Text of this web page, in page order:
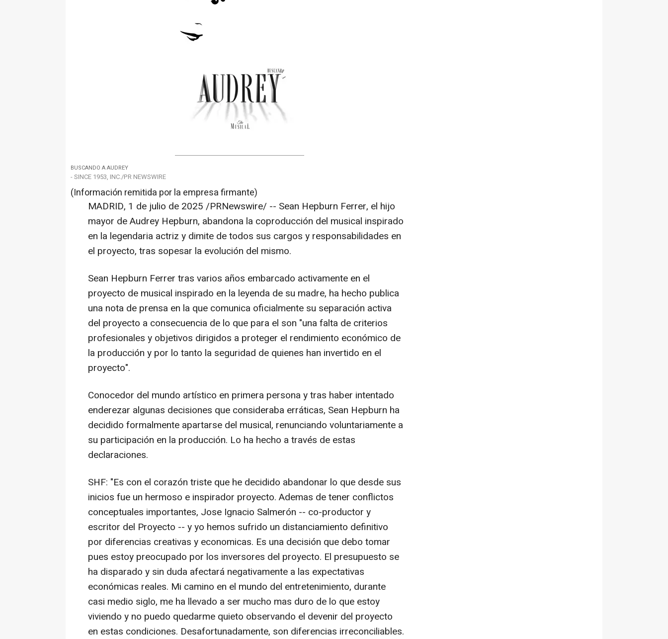
BUSCANDO A AUDREY
- SINCE 1953, INC./PR NEWSWIRE
(Información remitida por la empresa firmante)
MADRID, 1 de julio de 2025 /PRNewswire/ -- Sean Hepburn Ferrer, el hijo
mayor deAudrey Hepburn, abandona la coproducción del musical inspirado
en la legendaria actriz y dimite de todos sus cargos y responsabilidades en
el proyecto, tras sopesar la evolución del mismo.
Sean Hepburn Ferrer tras varios años embarcado activamente en el
proyecto de musical inspirado en la leyenda de su madre, ha hecho publica
una nota de prensa en la que comunica oficialmente su separación activa
del proyecto a consecuencia de lo que para el son "una falta de criterios
profesionales y objetivos dirigidos a proteger el rendimiento económico de
la producción y por lo tanto la seguridad de quienes han invertido en el
proyecto".
Conocedor del mundo artístico en primera persona y tras haber intentado
enderezar algunas decisiones que consideraba erráticas, Sean Hepburn ha
decidido formalmente apartarse del musical, renunciando voluntariamente a
su participación en la producción. Lo ha hecho a través de estas
declaraciones.
SHF: "Es con el corazón triste que he decidido abandonar lo que desde sus
inicios fue un hermoso e inspirador proyecto. Ademas detener conflictos
conceptuales importantes, Jose Ignacio Salmerón -- co-productor y
escritor del Proyecto -- y yo hemos sufrido un distanciamiento definitivo
por diferencias creativas y economicas. Es una decisión que debo tomar
pues estoy preocupado por los inversores del proyecto. El presupuesto se
ha disparado y sin duda afectará negativamente a las expectativas
económicas reales. Mi camino en el mundo del entretenimiento, durante
casi medio siglo, me ha llevado a ser mucho mas duro de lo que estoy
viviendo y no puedo quedarme quieto observando el devenir del proyecto
en estas condiciones. Desafortunadamente, son diferencias irreconciliables.